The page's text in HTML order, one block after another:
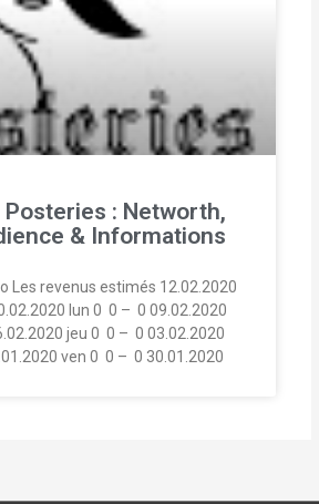
: Networth,
& Informations
Les revenus estimés 12.02.2020
lun 0  0 –  0 09.02.2020
jeu 0  0 –  0 03.02.2020
ven 0  0 –  0 30.01.2020